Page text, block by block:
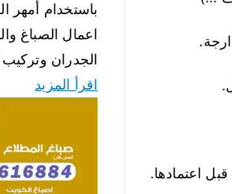
قبل اعتمادها.
باستخدام أمهر
اعمال الصباغ
الجدران
اقرأ المزيد